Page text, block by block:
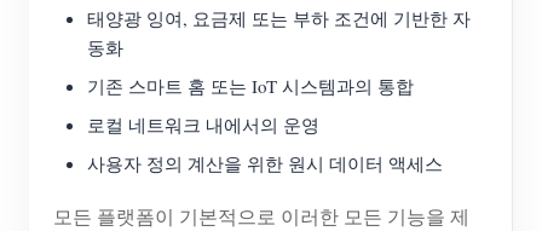
태양광 잉여, 요금제 또는 부하 조건에 기반한 자
동화
기존 스마트 홈 또는 IoT 시스템과의 통합
로컬 네트워크 내에서의 운영
사용자 정의 계산을 위한 원시 데이터 액세스
모든 플랫폼이 기본적으로 이러한 모든 기능을 제